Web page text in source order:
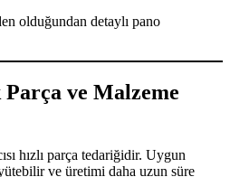
olduğundan detaylı pano
ve Malzeme
hızlı parça tedariğidir. Uygun
ve üretimi daha uzun süre